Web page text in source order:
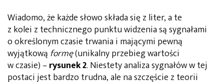
Wiadomo, że każde słowo składa się z liter, a te
z kolei z technicznego punktu widzenia są sygnałami
o określonym czasie trwania i mającymi pewną
wyjątkową formę(unikalny przebieg wartości
w czasie) –rysunek 2. Niestety analiza sygnałów w tej
postaci jest bardzo trudna, ale na szczęście z teorii